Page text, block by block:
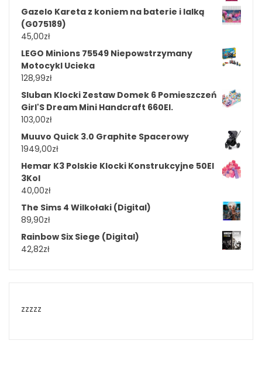
Gazelo Kareta z koniem na baterie i lalką
(G075189)
45,00zł
LEGO Minions 75549 Niepowstrzymany
Motocykl Ucieka
128,99zł
Sluban Klocki Zestaw Domek 6 Pomieszczeń
Girl'S Dream Mini Handcraft 660El.
103,00zł
Muuvo Quick 3.0 Graphite Spacerowy
1949,00zł
Hemar K3 Polskie Klocki Konstrukcyjne 50El
3Kol
40,00zł
The Sims 4 Wilkołaki (Digital)
89,90zł
Rainbow Six Siege (Digital)
42,82zł
zzzzz